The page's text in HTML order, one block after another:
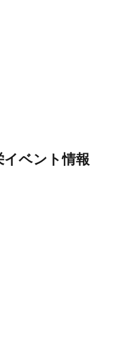
イベント情報